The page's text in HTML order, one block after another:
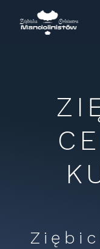
Ziębice 2023